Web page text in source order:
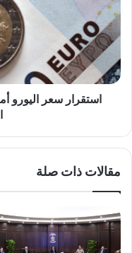
أمام
الجنيه
المصري
بالبنك
المركزي
اليوم
الأربعاءاستقرار سعر اليورو
مقالات ذات صلة